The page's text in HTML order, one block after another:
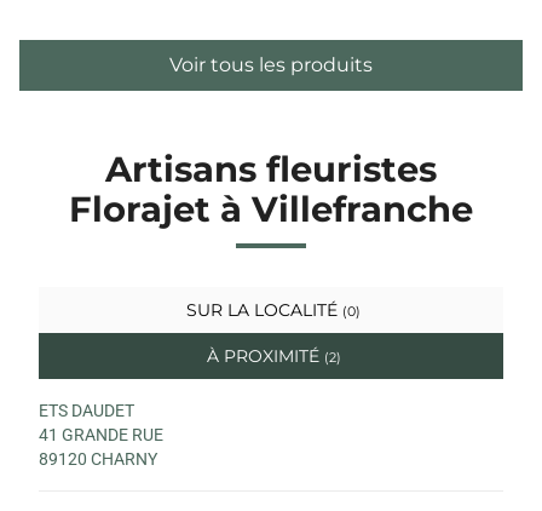
Voir tous les produits
Artisans fleuristes
Florajet à Villefranche
SUR LA LOCALITÉ (0)
À PROXIMITÉ (2)
ETS DAUDET
41 GRANDE RUE
89120 CHARNY